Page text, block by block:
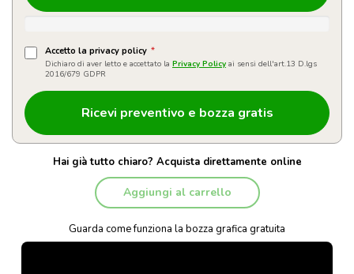
Accetto la privacy policy *
Dichiaro di aver letto e accettato la Privacy Policy ai sensi dell'art.13 D.lgs
2016/679 GDPR
Hai già tutto chiaro? Acquista direttamente online
Aggiungi al carrello
Guarda come funziona la bozza grafica gratuita